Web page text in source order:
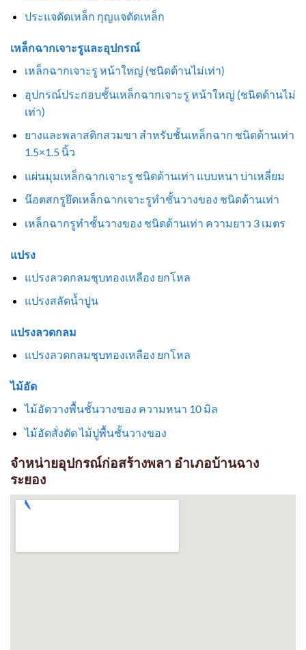
ประแจดัดเหล็ก กุญแจดัดเหล็ก
เหล็กฉากเจาะรูและอุปกรณ์
เหล็กฉากเจาะรู หน้าใหญ่ (ชนิดด้านไม่เท่า)
อุปกรณ์ประกอบชั้นเหล็กฉากเจาะรู หน้าใหญ่ (ชนิดด้านไม่
เท่า)
ยางและพลาสติกสวมขา สำหรับชั้นเหล็กฉาก ชนิดด้านเท่า
1.5×1.5 นิ้ว
แผ่นมุมเหล็กฉากเจาะรู ชนิดด้านเท่า แบบหนา บ่าเหลี่ยม
น๊อตสกรูยึดเหล็กฉากเจาะรูทำชั้นวางของ ชนิดด้านเท่า
เหล็กฉากรูทำชั้นวางของ ชนิดด้านเท่า ความยาว 3 เมตร
แปรง
แปรงลวดกลมชุบทองเหลือง ยกโหล
แปรงสลัดน้ำปูน
แปรงลวดกลม
แปรงลวดกลมชุบทองเหลือง ยกโหล
ไม้อัด
ไม้อัดวางพื้นชั้นวางของ ความหนา 10 มิล
ไม้อัดสั่งตัด ไม้ปูพื้นชั้นวางของ
จำหน่ายอุปกรณ์ก่อสร้างพลา อำเภอบ้านฉาง
ระยอง